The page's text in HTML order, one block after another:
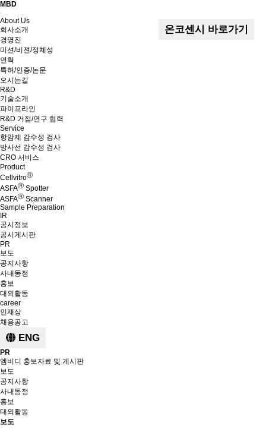
MBD
Menu
About Us
회사소개
경영진
미션/비젼/정체성
연혁
특허/인증/논문
오시는길
R&D
기술소개
파이프라인
R&D 거점/연구 협력
Service
항암제 감수성 검사
방사선 감수성 검사
CRO 서비스
Product
CellvitroⓇ
ASFAⓇ Spotter
ASFAⓇ Scanner
Sample Preparation
IR
공시정보
공시게시판
PR
보도
공지사항
사내동정
홍보
대외활동
career
인재상
채용공고
ENG
온코센시 바로가기
PR
엠비디 홍보자료 및 게시판
보도
공지사항
사내동정
홍보
대외활동
보도